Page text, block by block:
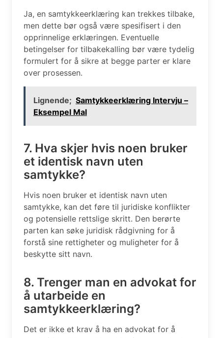
Ja, en samtykkeerklæring kan trekkes tilbake,
men dette bør også være spesifisert i den
opprinnelige erklæringen. Eventuelle
betingelser for tilbakekalling bør være tydelig
formulert for å sikre at begge parter er klare
over prosessen.
Lignende; Samtykkeerklæring Intervju –
Eksempel Mal
7. Hva skjer hvis noen bruker
et identisk navn uten
samtykke?
Hvis noen bruker et identisk navn uten
samtykke, kan det føre til juridiske konflikter
og potensielle rettslige skritt. Den berørte
parten kan søke juridisk rådgivning for å
forstå sine rettigheter og muligheter for å
beskytte sitt navn.
8. Trenger man en advokat for
å utarbeide en
samtykkeerklæring?
Det er ikke et krav å ha en advokat for å